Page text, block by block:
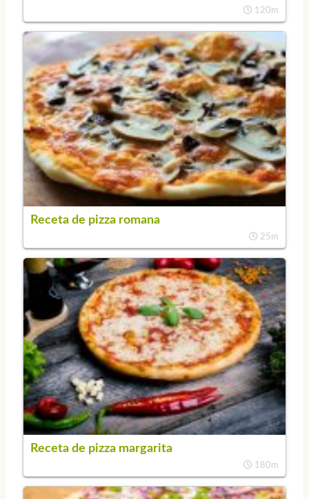
120m
Receta de pizza romana
25m
Receta de pizza margarita
180m